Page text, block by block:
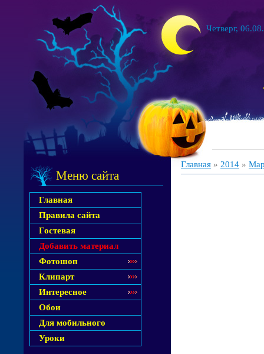
Четверг,
Меню сайта
Главная
Правила сайта
Гостевая
Добавить материал
Фотошоп
Клипарт
Интересное
Обои
Для мобильного
Уроки
Главная » 2014 »